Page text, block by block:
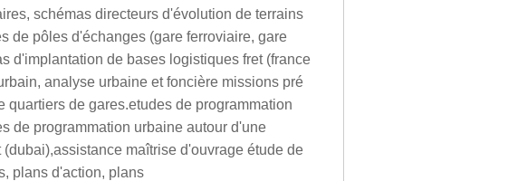
schémas directeurs d'évolution de terrains
de pôles d'échanges (gare ferroviaire, gare
d'implantation de bases logistiques fret (france
analyse urbaine et foncière missions pré
de gares.etudes de programmation
de programmation urbaine autour d'une
maîtrise d'ouvrage étude de
plans d'action, plans